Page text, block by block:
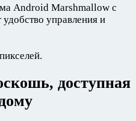
Android Marshmallow с
управления и
доступная